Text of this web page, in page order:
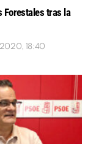
Forestales tras la
18:40